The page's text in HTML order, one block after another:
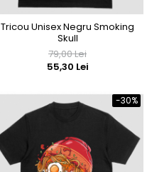
Tricou Unisex Negru Smoking
Skull
79,00 Lei
55,30 Lei
-30%